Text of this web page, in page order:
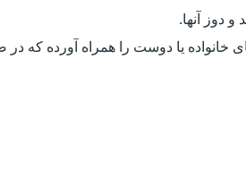
دوز آنها.
خانواده یا دوست را همراه آورده که